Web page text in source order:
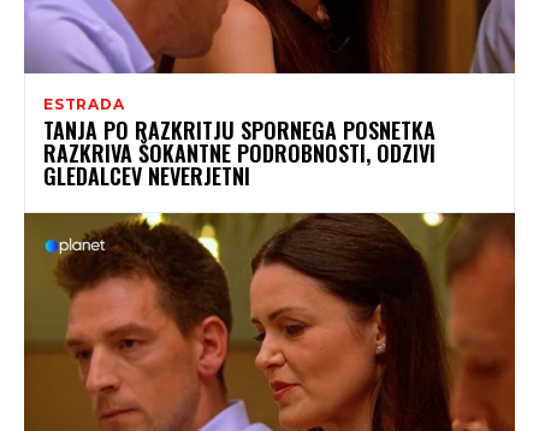
ESTRADA
TANJA PO RAZKRITJU SPORNEGA POSNETKA
RAZKRIVA ŠOKANTNE PODROBNOSTI, ODZIVI
GLEDALCEV NEVERJETNI